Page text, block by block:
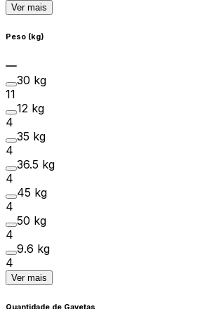
Ver mais
Peso (kg)
30 kg
11
12 kg
4
35 kg
4
36.5 kg
4
45 kg
4
50 kg
4
9.6 kg
4
Ver mais
Quantidade de Gavetas